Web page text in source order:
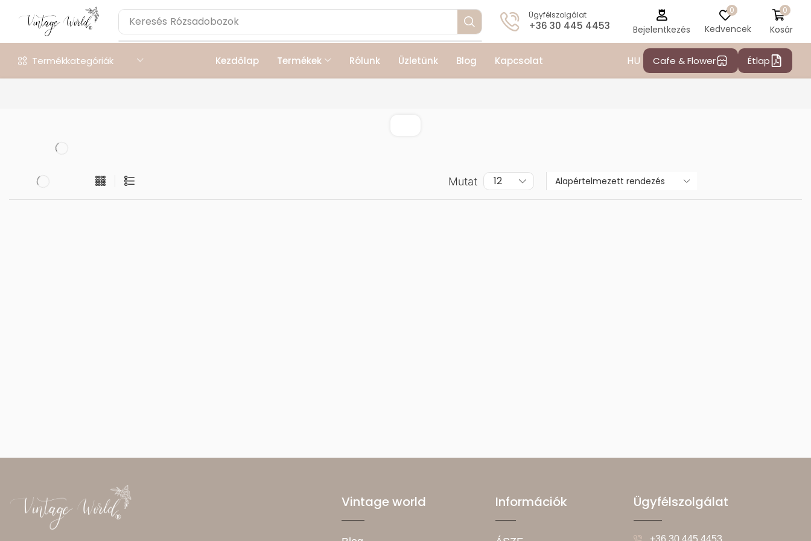
Keresés Rózsadobozok Ügyfélszolgálat
+36 30 445 4453 Bejelentkezés
0
Kedvencek
0
Kosár
Termékkategóriák Kezdőlap Termékek Rólunk Üzletünk Blog Kapcsolat HU Cafe & Flower Étlap
Mutat
Vintage world Információk Ügyfélszolgálat
+36 30 445 4453